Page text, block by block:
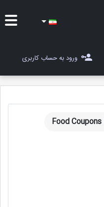
ورود به حساب کاربری
Food